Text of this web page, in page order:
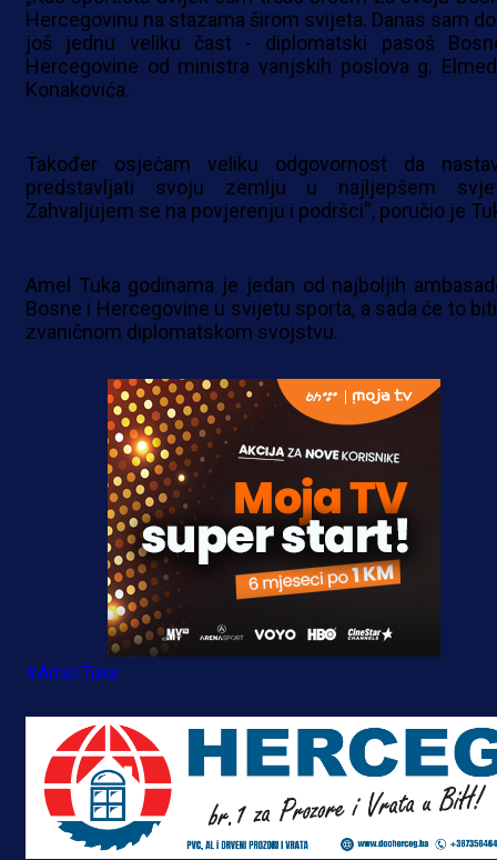
Hercegovinu na stazama širom svijeta. Danas sam
još jednu veliku čast - diplomatski pasoš
Hercegovine od ministra vanjskih poslova g.
Konakovića.
Također osjećam veliku odgovornost da
predstavljati svoju zemlju u najljepšem
Zahvaljujem se na povjerenju i podršci“, poručio je
Amel Tuka godinama je jedan od najboljih
Bosne i Hercegovine u svijetu sporta, a sada će to
zvaničnom diplomatskom svojstvu.
#Amel Tuka